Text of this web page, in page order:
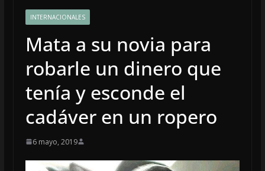
INTERNACIONALES
Mata a su novia para
robarle un dinero que
tenía y esconde el
cadáver en un ropero
6 mayo, 2019